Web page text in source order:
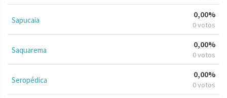
Sapucaia
0,00%
0 votos
Saquarema
0,00%
0 votos
Seropédica
0,00%
0 votos